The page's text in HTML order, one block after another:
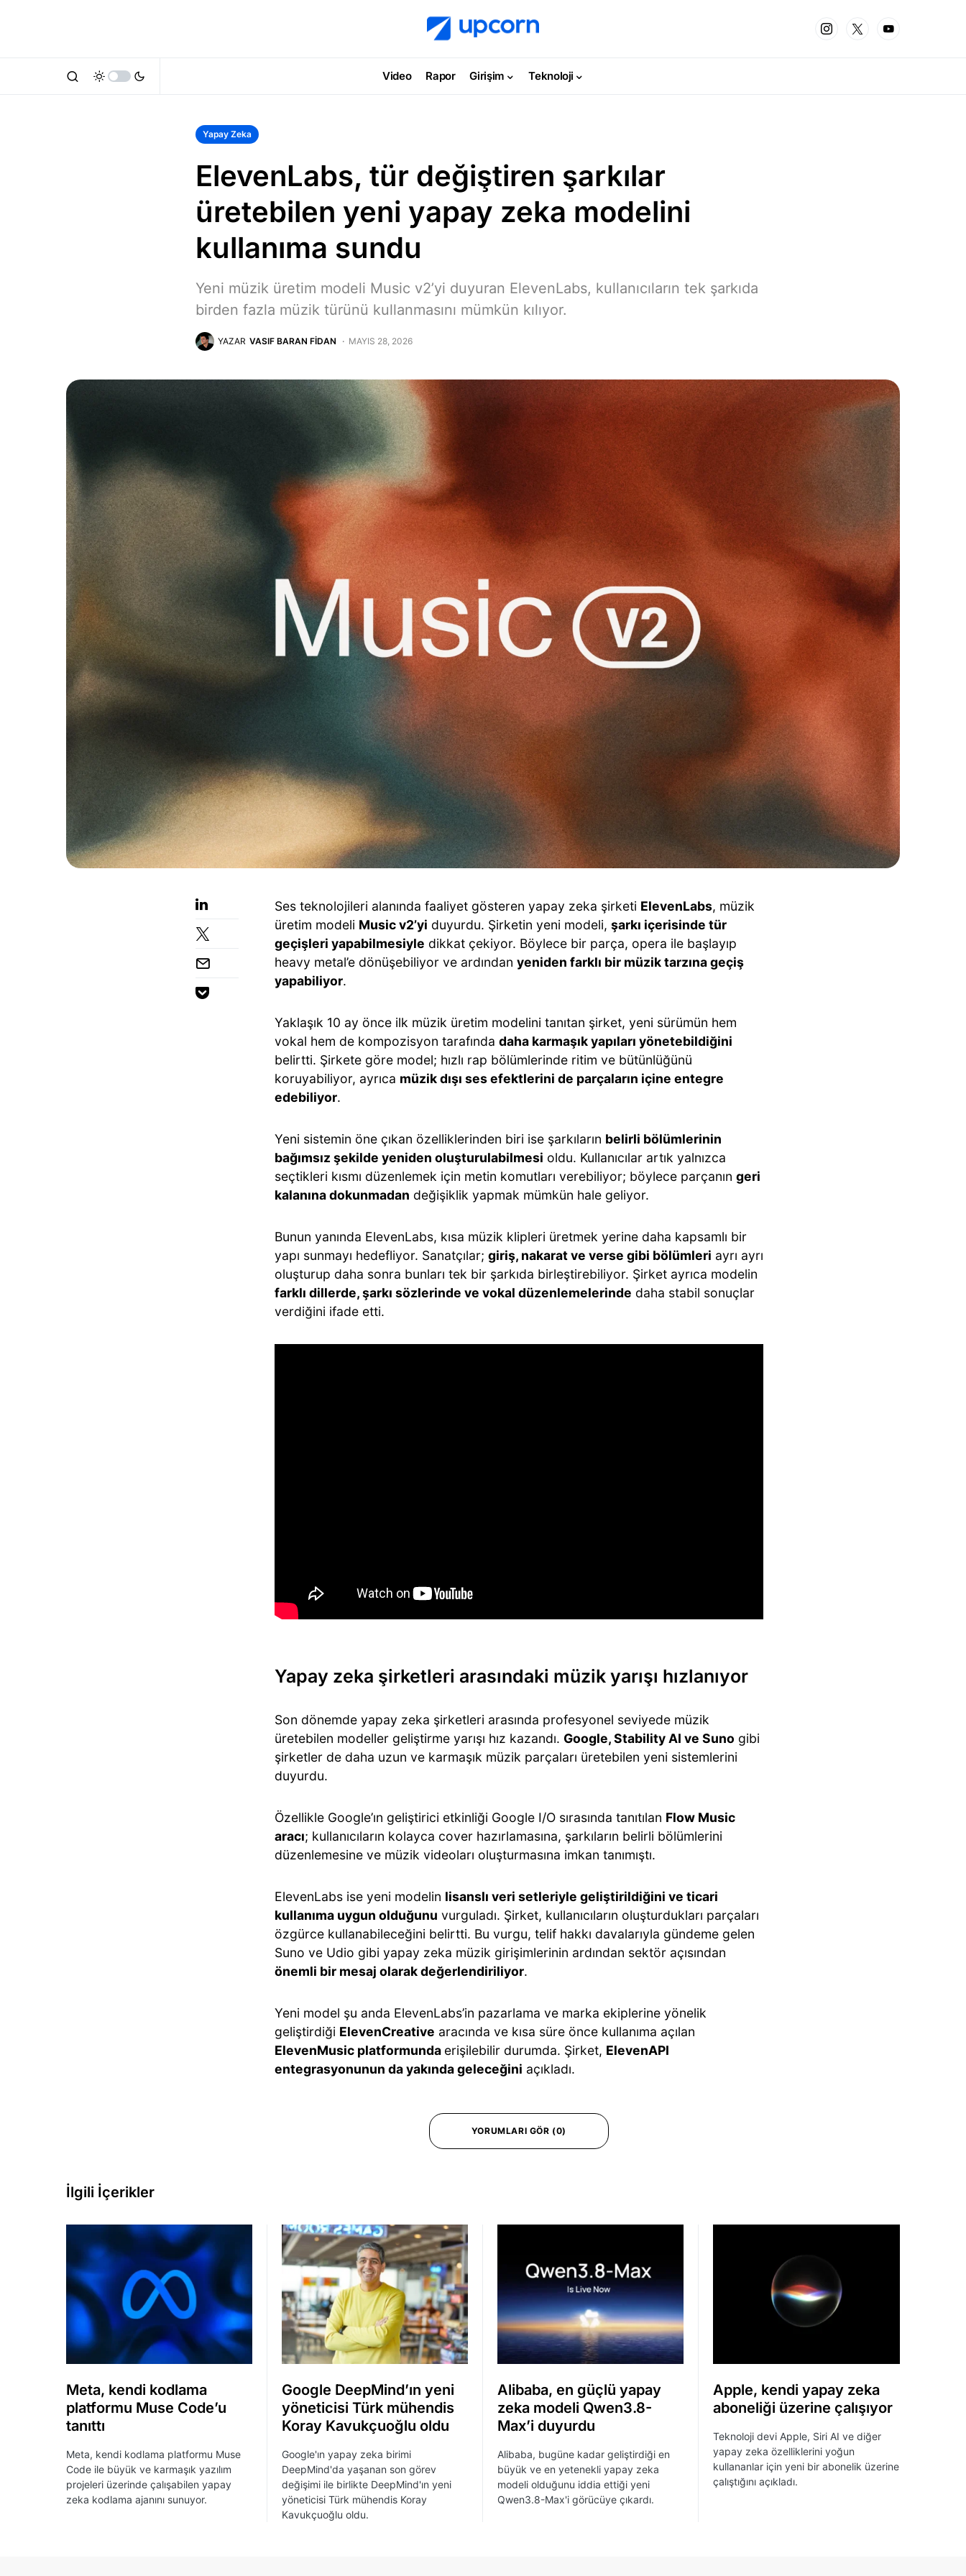
Video Rapor Girişim Teknoloji
Yapay Zeka
ElevenLabs, tür değiştiren şarkılar
üretebilen yeni yapay zeka modelini
kullanıma sundu
Yeni müzik üretim modeli Music v2’yi duyuran ElevenLabs, kullanıcıların tek şarkıda
birden fazla müzik türünü kullanmasını mümkün kılıyor.
YAZAR VASIF BARAN FIDAN MAYIS 28, 2026
Ses teknolojileri alanında faaliyet gösteren yapay zeka şirketi ElevenLabs, müzik
üretim modeli Music v2’yi duyurdu. Şirketin yeni modeli, şarkı içerisinde tür
geçişleri yapabilmesiyle dikkat çekiyor. Böylece bir parça, opera ile başlayıp
heavy metal’e dönüşebiliyor ve ardından yeniden farklı bir müzik tarzına geçiş
yapabiliyor.
Yaklaşık 10 ay önce ilk müzik üretim modelini tanıtan şirket, yeni sürümün hem
vokal hem de kompozisyon tarafında daha karmaşık yapıları yönetebildiğini
belirtti. Şirkete göre model; hızlı rap bölümlerinde ritim ve bütünlüğünü
koruyabiliyor, ayrıca müzik dışı ses efektlerini de parçaların içine entegre
edebiliyor.
Yeni sistemin öne çıkan özelliklerinden biri ise şarkıların belirli bölümlerinin
bağımsız şekilde yeniden oluşturulabilmesi oldu. Kullanıcılar artık yalnızca
seçtikleri kısmı düzenlemek için metin komutları verebiliyor; böylece parçanın geri
kalanına dokunmadan değişiklik yapmak mümkün hale geliyor.
Bunun yanında ElevenLabs, kısa müzik klipleri üretmek yerine daha kapsamlı bir
yapı sunmayı hedefliyor. Sanatçılar; giriş, nakarat ve verse gibi bölümleri ayrı ayrı
oluşturup daha sonra bunları tek bir şarkıda birleştirebiliyor. Şirket ayrıca modelin
farklı dillerde, şarkı sözlerinde ve vokal düzenlemelerinde daha stabil sonuçlar
verdiğini ifade etti.
Yapay zeka şirketleri arasındaki müzik yarışı hızlanıyor
Son dönemde yapay zeka şirketleri arasında profesyonel seviyede müzik
üretebilen modeller geliştirme yarışı hız kazandı. Google, Stability AI ve Suno gibi
şirketler de daha uzun ve karmaşık müzik parçaları üretebilen yeni sistemlerini
duyurdu.
Özellikle Google’ın geliştirici etkinliği Google I/O sırasında tanıtılan Flow Music
aracı; kullanıcıların kolayca cover hazırlamasına, şarkıların belirli bölümlerini
düzenlemesine ve müzik videoları oluşturmasına imkan tanımıştı.
ElevenLabs ise yeni modelin lisanslı veri setleriyle geliştirildiğini ve ticari
kullanıma uygun olduğunu vurguladı. Şirket, kullanıcıların oluşturdukları parçaları
özgürce kullanabileceğini belirtti. Bu vurgu, telif hakkı davalarıyla gündeme gelen
Suno ve Udio gibi yapay zeka müzik girişimlerinin ardından sektör açısından
önemli bir mesaj olarak değerlendiriliyor.
Yeni model şu anda ElevenLabs’in pazarlama ve marka ekiplerine yönelik
geliştirdiği ElevenCreative aracında ve kısa süre önce kullanıma açılan
ElevenMusic platformunda erişilebilir durumda. Şirket, ElevenAPI
entegrasyonunun da yakında geleceğini açıkladı.
YORUMLARI GÖR (0)
İlgili İçerikler
Meta, kendi kodlama
platformu Muse Code’u
tanıttı
Meta, kendi kodlama platformu Muse
Code ile büyük ve karmaşık yazılım
projeleri üzerinde çalışabilen yapay
zeka kodlama ajanını sunuyor.
Google DeepMind’ın yeni
yöneticisi Türk mühendis
Koray Kavukçuoğlu oldu
Google'ın yapay zeka birimi
DeepMind'da yaşanan son görev
değişimi ile birlikte DeepMind'ın yeni
yöneticisi Türk mühendis Koray
Kavukçuoğlu oldu.
Alibaba, en güçlü yapay
zeka modeli Qwen3.8-
Max’i duyurdu
Alibaba, bugüne kadar geliştirdiği en
büyük ve en yetenekli yapay zeka
modeli olduğunu iddia ettiği yeni
Qwen3.8-Max'i görücüye çıkardı.
Apple, kendi yapay zeka
aboneliği üzerine çalışıyor
Teknoloji devi Apple, Siri AI ve diğer
yapay zeka özelliklerini yoğun
kullananlar için yeni bir abonelik üzerine
çalıştığını açıkladı.